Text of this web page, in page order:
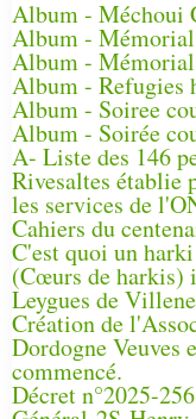
Album - Méchoui
Album - Mémorial
Album - Mémorial
Album - Refugies
Album - Soiree
Album - Soirée
A- Liste des 146
Rivesaltes établie
les services de
Cahiers du
C'est quoi un
(Cœurs de harkis)
Leygues de
Création de
Dordogne Veuves
commencé.
Décret n°2025-